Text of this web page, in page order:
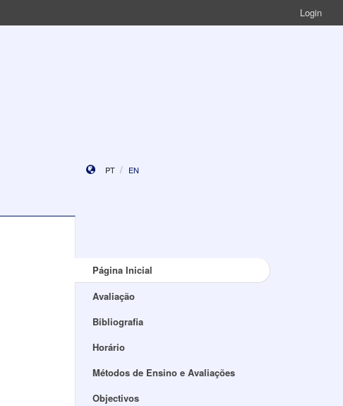
Login
PT EN
Página Inicial
Avaliação
Bibliografia
Horário
Métodos de Ensino e Avaliações
Objectivos